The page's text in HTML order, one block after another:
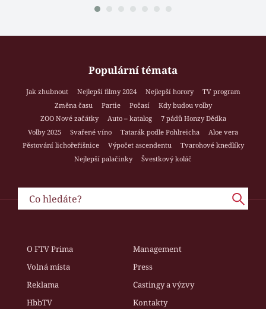
Populární témata
Jak zhubnout Nejlepší filmy 2024 Nejlepší horory
TV program
Změna času
Partie Počasí
Kdy budou volby
ZOO Nové začátky
Auto – katalog
7 pádů Honzy Dědka
Volby 2025
Svařené víno Tatarák podle Pohlreicha
Aloe vera
Pěstování lichořeřišnice
Výpočet ascendentu
Tvarohové knedlíky
Nejlepší palačinky
Švestkový koláč
O FTV Prima
Management
Volná místa
Press
Reklama
Castingy a výzvy
HbbTV
Kontakty